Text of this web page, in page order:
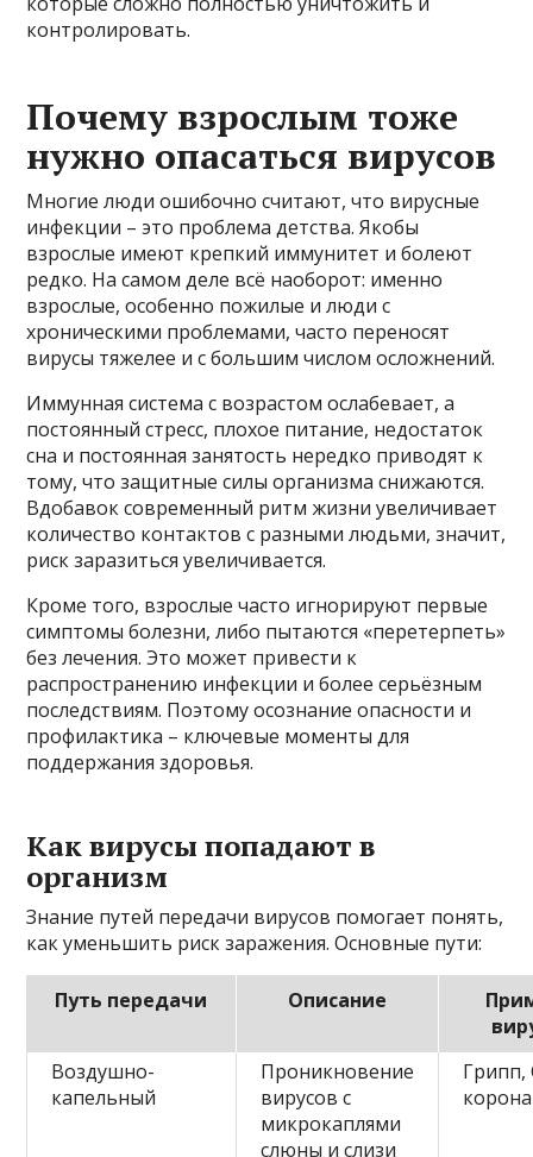
контролировать.
Почему взрослым тоже
нужно опасаться вирусов
Многие люди ошибочно считают, что вирусные
инфекции – это проблема детства. Якобы
взрослые имеют крепкий иммунитет и болеют
редко. На самом деле всё наоборот: именно
взрослые, особенно пожилые и люди с
хроническими проблемами, часто переносят
вирусы тяжелее и с большим числом осложнений.
Иммунная система с возрастом ослабевает, а
постоянный стресс, плохое питание, недостаток
сна и постоянная занятость нередко приводят к
тому, что защитные силы организма снижаются.
Вдобавок современный ритм жизни увеличивает
количество контактов с разными людьми, значит,
риск заразиться увеличивается.
Кроме того, взрослые часто игнорируют первые
симптомы болезни, либо пытаются «перетерпеть»
без лечения. Это может привести к
распространению инфекции и более серьёзным
последствиям. Поэтому осознание опасности и
профилактика – ключевые моменты для
поддержания здоровья.
Как вирусы попадают в
организм
Знание путей передачи вирусов помогает понять,
как уменьшить риск заражения. Основные пути:
Путь передачи Описание
Воздушно-
капельный
Проникновение
вирусов с
микрокаплями
слюны и слизи